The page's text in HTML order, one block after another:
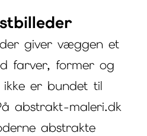
giver væggen et
farver, former og
ikke er bundet til
abstrakt-maleri.dk
abstrakte